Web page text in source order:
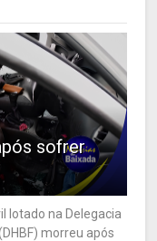
sofrer
lotado na Delegacia
morreu após